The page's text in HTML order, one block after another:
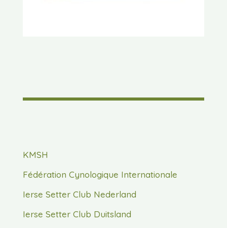
KMSH
Fédération Cynologique Internationale
Ierse Setter Club Nederland
Ierse Setter Club Duitsland